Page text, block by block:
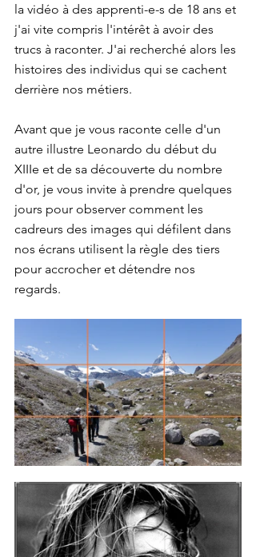
la vidéo à des apprenti-e-s de 18 ans et
j'ai vite compris l'intérêt à avoir des
trucs à raconter. J'ai recherché alors les
histoires des individus qui se cachent
derrière nos métiers.
Avant que je vous raconte celle d'un
autre illustre Leonardo du début du
XIIIe et de sa découverte du nombre
d'or, je vous invite à prendre quelques
jours pour observer comment les
cadreurs des images qui défilent dans
nos écrans utilisent la règle des tiers
pour accrocher et détendre nos
regards.